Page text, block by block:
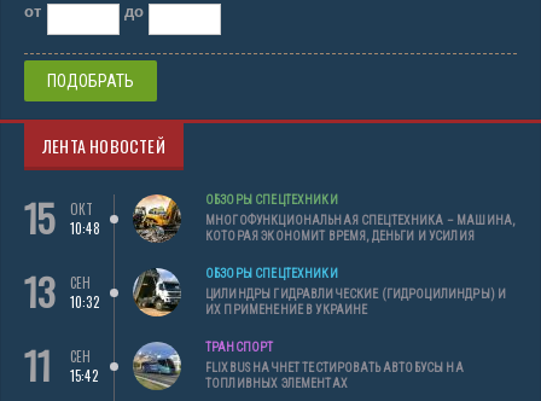
от
до
ЛЕНТА НОВОСТЕЙ
15
ОКТ
10:48
ОБЗОРЫ СПЕЦТЕХНИКИ
МНОГОФУНКЦИОНАЛЬНАЯ СПЕЦТЕХНИКА – МАШИНА,
КОТОРАЯ ЭКОНОМИТ ВРЕМЯ, ДЕНЬГИ И УСИЛИЯ
13
СЕН
10:32
ОБЗОРЫ СПЕЦТЕХНИКИ
ЦИЛИНДРЫ ГИДРАВЛИЧЕСКИЕ (ГИДРОЦИЛИНДРЫ) И
ИХ ПРИМЕНЕНИЕ В УКРАИНЕ
11
СЕН
15:42
ТРАНСПОРТ
FLIXBUS НАЧНЕТ ТЕСТИРОВАТЬ АВТОБУСЫ НА
ТОПЛИВНЫХ ЭЛЕМЕНТАХ